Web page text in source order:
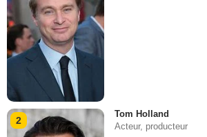
2
Tom Holland
Acteur, producteur